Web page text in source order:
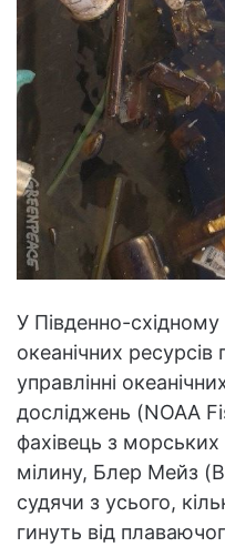
У Південно-східному
океанічних
управлінні
досліджень (NOAA
фахівець з
мілину, Блер Мейз
судячи з усього,
гинуть від